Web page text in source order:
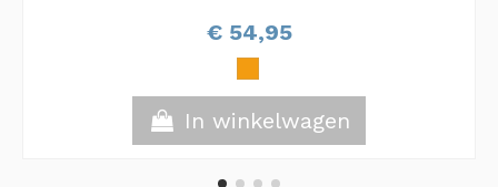
€ 54,95
In winkelwagen